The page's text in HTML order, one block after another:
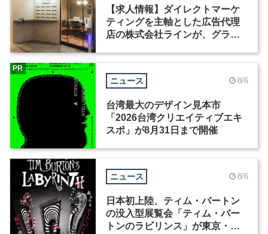
【求人情報】ダイレクトマーケ
ティングを主軸とした広告代理
店の株式会社ラインが、グラフ
ニュース 8/6
台湾最大のデザイン見本市
「2026台湾クリエイティブエキ
スポ」が8月31日まで開催
PR
ニュース 8/6
日本初上陸、ティム・バートン
の没入型展覧会「ティム・バー
トンのラビリンス」が東京・豊